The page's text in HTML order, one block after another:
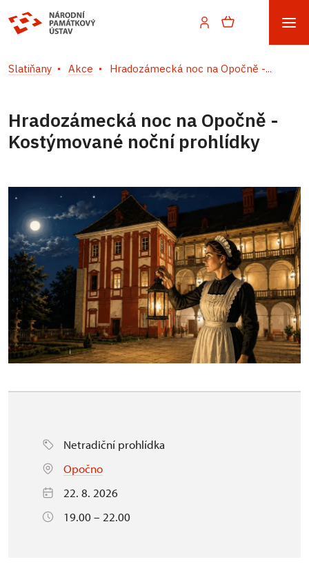
Slatiňany Akce Hradozámecká noc na Opočně -...
Hradozámecká noc na Opočně -
Kostýmované noční prohlídky
Netradiční prohlídka
Opočno
22. 8. 2026
19.00 – 22.00